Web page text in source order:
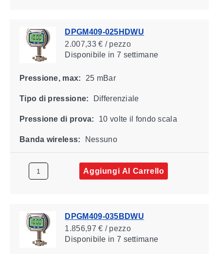
DPGM409-025HDWU
2.007,33 € / pezzo
Disponibile in 7 settimane
Pressione, max: 25 mBar
Tipo di pressione: Differenziale
Pressione di prova: 10 volte il fondo scala
Banda wireless: Nessuno
Aggiungi Al Carrello
DPGM409-035BDWU
1.856,97 € / pezzo
Disponibile in 7 settimane